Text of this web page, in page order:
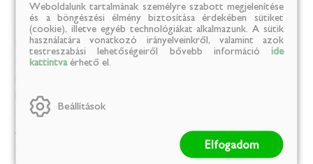
Tárolási információk: száraz, hűvös, szellős helyen tárolandó
Gyártó neve: S.C. Condiplant .R.L.
Márka: GÓBÉ
Származási ország: Románia
Kiszerelés:
Összetevők: teljes kiörlésű tönkölybúzaliszt
Weboldalunk tartalmának személyre szabott megjelenítése
és a böngészési élmény biztosítása érdekében sütiket
(cookie), illetve egyéb technológiákat alkalmazunk. A sütik
használatára vonatkozó irányelveinkről, valamint azok
testreszabási lehetőségeiről bővebb információ ide
kattintvaérhető el.
Beállítások
Elfogadom